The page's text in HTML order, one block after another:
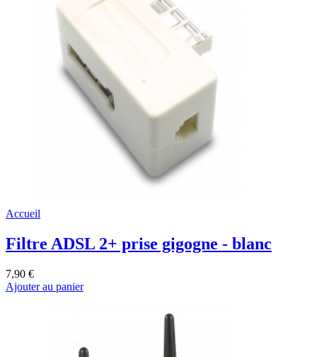
Accueil
Filtre ADSL 2+ prise gigogne - blanc
7,90 €
Ajouter au panier